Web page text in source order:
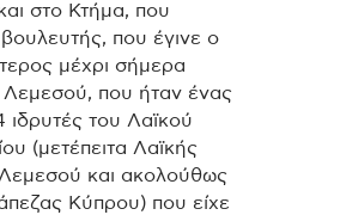
στο Κτήμα, που
βουλευτής, που έγινε ο
μέχρι σήμερα
που ήταν ένας
ιδρυτές του Λαϊκού
(μετέπειτα Λαϊκής
και ακολούθως
Κύπρου) που είχε